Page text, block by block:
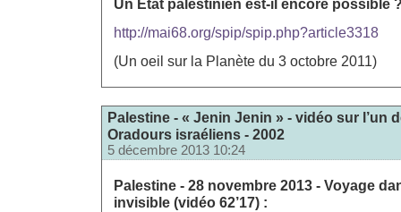
http://mai68.org/spip/spip.php?article3318
(Un oeil sur la Planète du 3 octobre 2011)
Palestine - « Jenin Jenin » - vidéo sur l’un
Oradours israéliens - 2002
5 décembre 2013 10:24
Palestine - 28 novembre 2013 - Voyage
invisible (vidéo 62’17) :